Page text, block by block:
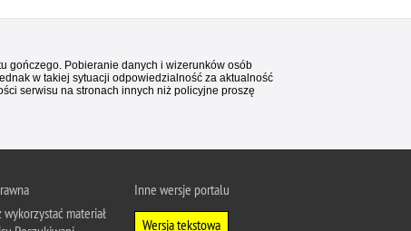
gończego. Pobieranie danych i wizerunków osób
w takiej sytuacji odpowiedzialność za aktualność
serwisu na stronach innych niż policyjne proszę
wykorzystać materiał
Inne wersje portalu
Wersja tekstowa